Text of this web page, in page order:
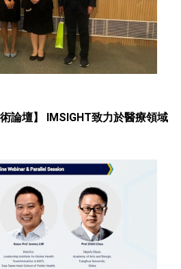
論壇】 IMSIGHT致力於醫療領域